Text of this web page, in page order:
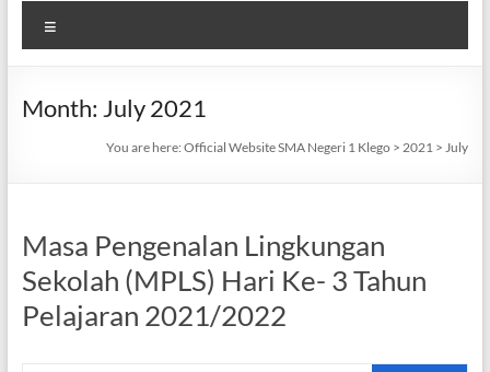
Month: July 2021
You are here:Official Website SMA Negeri 1 Klego >2021 >July
Masa Pengenalan Lingkungan
Sekolah (MPLS) Hari Ke- 3 Tahun
Pelajaran 2021/2022